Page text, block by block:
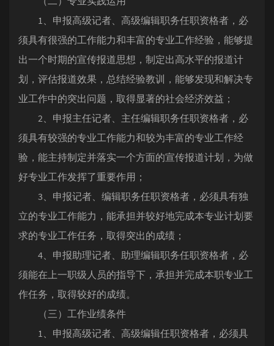
1、申报高级记者、高级编辑职务任职资格者，必
须具有很强的工作能力和丰富的专业工作经验，能够提
出一个时期的宣传报道思想，制定出高水平的报道计
划，评估报道效果，总结经验教训，能够发现和解决专
业工作中的突出问题，取得显著的社会经济效益；
2、申报主任记者、主任编辑职务任职资格者，必
须具有较强的专业工作能力和较为丰富的专业工作经
验，能主持制定并落实一个方面的宣传报道计划，为做
好专业工作发挥了重要作用；
3、申报记者、编辑职务任职资格者，必须具有独
立的专业工作能力，能承担并较好地完成本专业计划要
求的专业工作任务，取得突出的成绩；
4、申报助理记者、助理编辑职务任职资格者，必
须能在上一职级人员的指导下，承担并完成本职专业工
作任务，取得较好的成绩。
（三）工作业绩条件
1、申报高级记者、高级编辑任职资格者，必须具